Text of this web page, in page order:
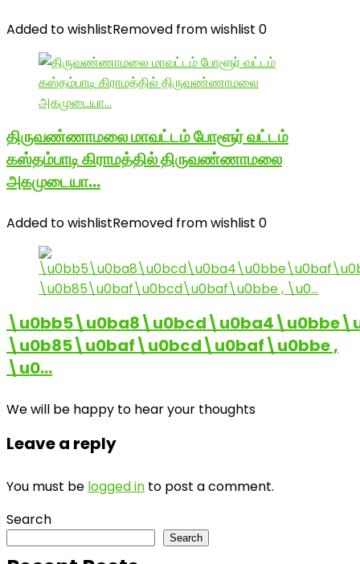
Added to wishlistRemoved from wishlist 0
திருவண்ணாமலை மாவட்டம் போளூர் வட்டம்
கஸ்தம்பாடி கிராமத்தில் திருவண்ணாமலை
அகமுடையா…
Added to wishlistRemoved from wishlist 0
\u0b85\u0baf\u0bcd\u0baf\u0bbe ,
\u0…
We will be happy to hear your thoughts
Leave a reply
You must be logged in to post a comment.
Search
Search